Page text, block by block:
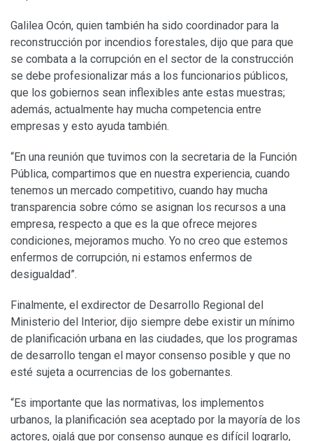
Galilea Ocón, quien también ha sido coordinador para la
reconstrucción por incendios forestales, dijo que para que
se combata a la corrupción en el sector de la construcción
se debe profesionalizar más a los funcionarios públicos,
que los gobiernos sean inflexibles ante estas muestras;
además, actualmente hay mucha competencia entre
empresas y esto ayuda también.
“En una reunión que tuvimos con la secretaria de la Función
Pública, compartimos que en nuestra experiencia, cuando
tenemos un mercado competitivo, cuando hay mucha
transparencia sobre cómo se asignan los recursos a una
empresa, respecto a que es la que ofrece mejores
condiciones, mejoramos mucho. Yo no creo que estemos
enfermos de corrupción, ni estamos enfermos de
desigualdad”.
Finalmente, el exdirector de Desarrollo Regional del
Ministerio del Interior, dijo siempre debe existir un mínimo
de planificación urbana en las ciudades, que los programas
de desarrollo tengan el mayor consenso posible y que no
esté sujeta a ocurrencias de los gobernantes.
“Es importante que las normativas, los implementos
urbanos, la planificación sea aceptado por la mayoría de los
actores, ojalá que por consenso aunque es difícil lograrlo,